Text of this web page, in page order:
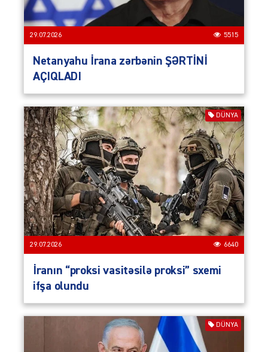
29.07.2026 5515
Netanyahu İrana zərbənin ŞƏRTİNİ
AÇIQLADI
DÜNYA
29.07.2026 6640
İranın “proksi vasitəsilə proksi” sxemi
ifşa olundu
DÜNYA